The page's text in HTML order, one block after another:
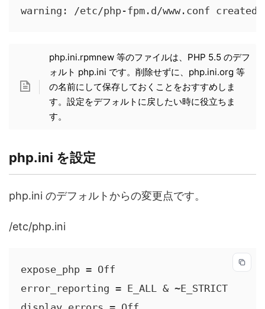
warning: /etc/php-fpm.d/www.conf created
php.ini.rpmnew 等のファイルは、PHP 5.5 のデフ
ォルト php.ini です。削除せずに、php.ini.org 等
の名前にして保存しておくことをおすすめしま
す。設定をデフォルトに戻したい時に役立ちま
す。
php.ini を設定
php.ini のデフォルトからの変更点です。
/etc/php.ini
expose_php = Off
error_reporting = E_ALL & ~E_STRICT